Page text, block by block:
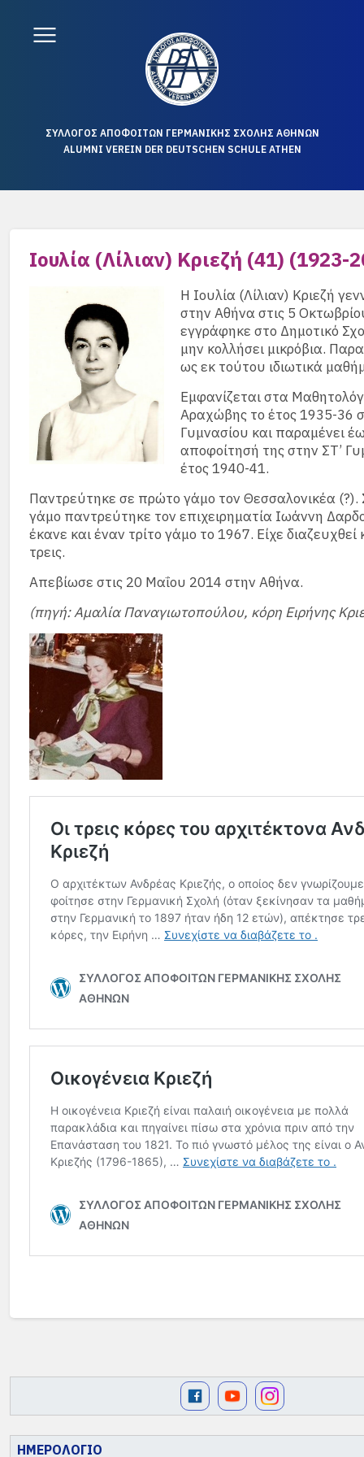
ΣΥΛΛΟΓΟΣ ΑΠΟΦΟΙΤΩΝ ΓΕΡΜΑΝΙΚΗΣ ΣΧΟΛΗΣ ΑΘΗΝΩΝ
ALUMNI VEREIN DER DEUTSCHEN SCHULE ATHEN
ΗΜΕΡΟΛΟΓΙΟ
Ιουλία (Λίλιαν) Κριεζή (41) (1923-
Η Ιουλία (Λίλιαν) Κριεζή
στην Αθήνα στις 5
εγγράφηκε στο Δημοτικό
μην κολλήσει μικρόβια.
ως εκ τούτου ιδιωτικά
Εμφανίζεται στα
Αραχώβης το έτος 1935-36
Γυμνασίου και παραμένει
αποφοίτησή της στην ΣΤ’
έτος 1940-41.
Παντρεύτηκε σε πρώτο γάμο τον Θεσσαλονικέα (?).
γάμο παντρεύτηκε τον επιχειρηματία Ιωάννη
έκανε και έναν τρίτο γάμο το 1967. Είχε διαζευχθεί
τρεις.
Απεβίωσε στις 20 Μαΐου 2014 στην Αθήνα.
(πηγή: Αμαλία Παναγιωτοπούλου, κόρη Ειρήνης